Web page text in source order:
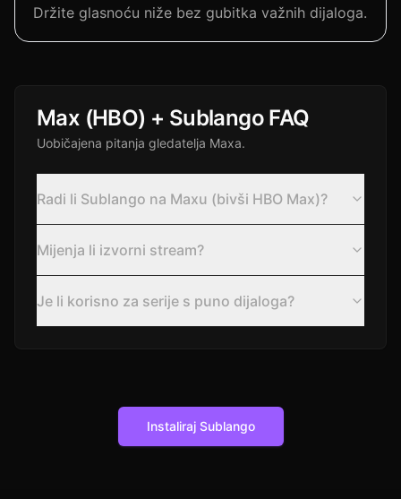
Držite glasnoću niže bez gubitka važnih dijaloga.
Max (HBO) + Sublango FAQ
Uobičajena pitanja gledatelja Maxa.
Radi li Sublango na Maxu (bivši HBO Max)?
Mijenja li izvorni stream?
Je li korisno za serije s puno dijaloga?
Instaliraj Sublango